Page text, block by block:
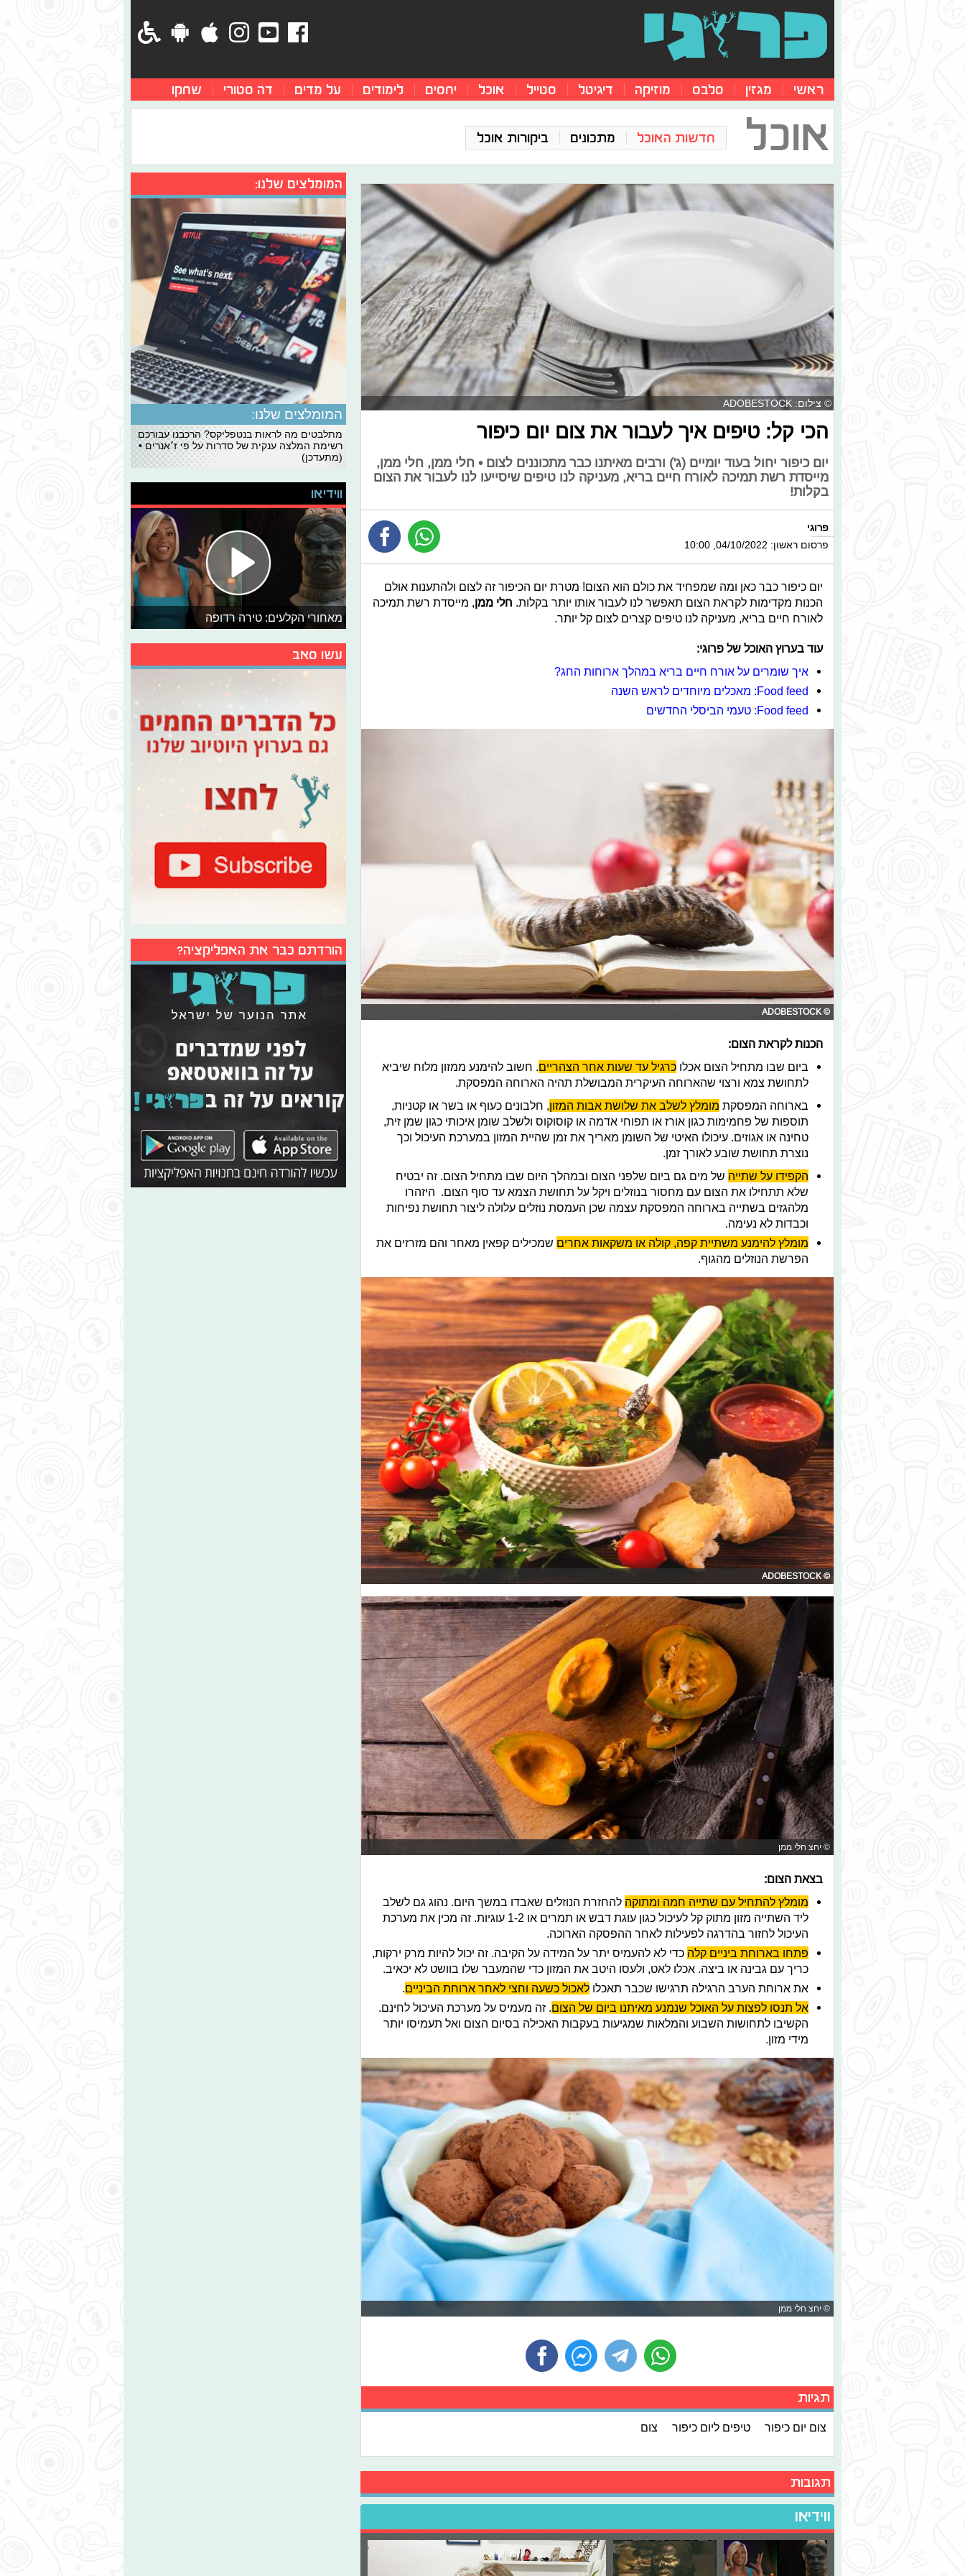
ראשי מגזין סלבס מוזיקה דיגיטל סטייל אוכל יחסים לימודים על מדים דה סטורי שחקו
אוכל חדשות האוכל מתכונים ביקורות אוכל
© צילום: ADOBESTOCK
הכי קל: טיפים איך לעבור את צום יום כיפור
יום כיפור יחול בעוד יומיים (ג') ורבים מאיתנו כבר מתכוננים לצום • חלי ממן, חלי ממן,
מייסדת רשת תמיכה לאורח חיים בריא, מעניקה לנו טיפים שיסייעו לנו לעבור את הצום
בקלות!
פרוגי
פרסום ראשון: 04/10/2022, 10:00
יום כיפור כבר כאן ומה שמפחיד את כולם הוא הצום! מטרת יום הכיפור זה לצום ולהתענות אולם
הכנות מקדימות לקראת הצום תאפשר לנו לעבור אותו יותר בקלות. חלי ממן , מייסדת רשת תמיכה
לאורח חיים בריא, מעניקה לנו טיפים קצרים לצום קל יותר.
עוד בערוץ האוכל של פרוגי:
איך שומרים על אורח חיים בריא במהלך ארוחות החג?
Food feed: מאכלים מיוחדים לראש השנה
Food feed: טעמי הביסלי החדשים
© ADOBESTOCK
הכנות לקראת הצום:
ביום שבו מתחיל הצום אכלו כרגיל עד שעות אחר הצהריים . חשוב להימנע ממזון מלוח שיביא
לתחושת צמא ורצוי שהארוחה העיקרית המבושלת תהיה הארוחה המפסקת.
בארוחה המפסקת מומלץ לשלב את שלושת אבות המזון , חלבונים כעוף או בשר או קטניות,
תוספות של פחמימות כגון אורז או תפוחי אדמה או קוסוקוס ולשלב שומן איכותי כגון שמן זית,
טחינה או אגוזים. עיכולו האיטי של השומן מאריך את זמן שהיית המזון במערכת העיכול וכך
נוצרת תחושת שובע לאורך זמן.
הקפידו על שתייה של מים גם ביום שלפני הצום ובמהלך היום שבו מתחיל הצום. זה יבטיח
שלא תתחילו את הצום עם מחסור בנוזלים ויקל על תחושת הצמא עד סוף הצום. היזהרו
מלהגזים בשתייה בארוחה המפסקת עצמה שכן העמסת נוזלים עלולה ליצור תחושת נפיחות
וכבדות לא נעימה.
מומלץ להימנע משתיית קפה, קולה או משקאות אחרים שמכילים קפאין מאחר והם מזרזים את
הפרשת הנוזלים מהגוף.
© ADOBESTOCK
© יחצ חלי ממן
בצאת הצום:
מומלץ להתחיל עם שתייה חמה ומתוקה להחזרת הנוזלים שאבדו במשך היום. נהוג גם לשלב
ליד השתייה מזון מתוק קל לעיכול כגון עוגת דבש או תמרים או 1-2 עוגיות. זה מכין את מערכת
העיכול לחזור בהדרגה לפעילות לאחר ההפסקה הארוכה.
פתחו בארוחת ביניים קלה כדי לא להעמיס יתר על המידה על הקיבה. זה יכול להיות מרק ירקות,
כריך עם גבינה או ביצה. אכלו לאט, ולעסו היטב את המזון כדי שהמעבר שלו בוושט לא יכאיב.
את ארוחת הערב הרגילה תרגישו שכבר תאכלו לאכול כשעה וחצי לאחר ארוחת הביניים
אל תנסו לפצות על האוכל שנמנע מאיתנו ביום של הצום . זה מעמיס על מערכת העיכול לחינם.
הקשיבו לתחושות השבוע והמלאות שמגיעות בעקבות האכילה בסיום הצום ואל תעמיסו יותר
מידי מזון.
© יחצ חלי ממן
תגיות
צום יום כיפור טיפים ליום כיפור צום
תגובות
ווידיאו
המומלצים שלנו:
המומלצים שלנו:
מתלבטים מה לראות בנטפליקס? הרכבנו עבורכם
רשימת המלצה ענקית של סדרות על פי ז׳אנרים •
(מתעדכן)
ווידיאו
מאחורי הקלעים: טירה רדופה
עשו סאב
הורדתם כבר את האפליקציה?